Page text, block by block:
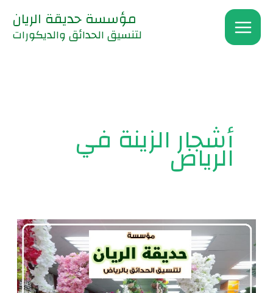
تخطي
المحتوى
مؤسسة حديقة الريان
لتنسيق الحدائق والديكورات
أشجار الزينة في
الرياض
زراعة
نباتات
الزينة
المنزلية